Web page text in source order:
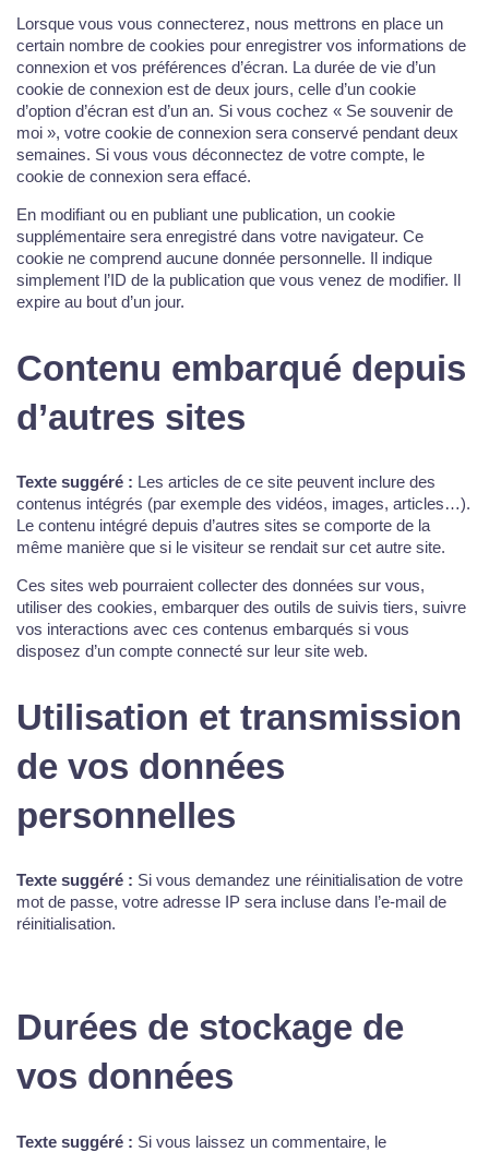
Lorsque vous vous connecterez, nous mettrons en place un
certain nombre de cookies pour enregistrer vos informations de
connexion et vos préférences d’écran. La durée de vie d’un
cookie de connexion est de deux jours, celle d’un cookie
d’option d’écran est d’un an. Si vous cochez « Se souvenir de
moi », votre cookie de connexion sera conservé pendant deux
semaines. Si vous vous déconnectez de votre compte, le
cookie de connexion sera effacé.
En modifiant ou en publiant une publication, un cookie
supplémentaire sera enregistré dans votre navigateur. Ce
cookie ne comprend aucune donnée personnelle. Il indique
simplement l’ID de la publication que vous venez de modifier. Il
expire au bout d’un jour.
Contenu embarqué depuis
d’autres sites
Texte suggéré : Les articles de ce site peuvent inclure des
contenus intégrés (par exemple des vidéos, images, articles…).
Le contenu intégré depuis d’autres sites se comporte de la
même manière que si le visiteur se rendait sur cet autre site.
Ces sites web pourraient collecter des données sur vous,
utiliser des cookies, embarquer des outils de suivis tiers, suivre
vos interactions avec ces contenus embarqués si vous
disposez d’un compte connecté sur leur site web.
Utilisation et transmission
de vos données
personnelles
Texte suggéré : Si vous demandez une réinitialisation de votre
mot de passe, votre adresse IP sera incluse dans l’e-mail de
réinitialisation.
Durées de stockage de
vos données
Texte suggéré : Si vous laissez un commentaire, le